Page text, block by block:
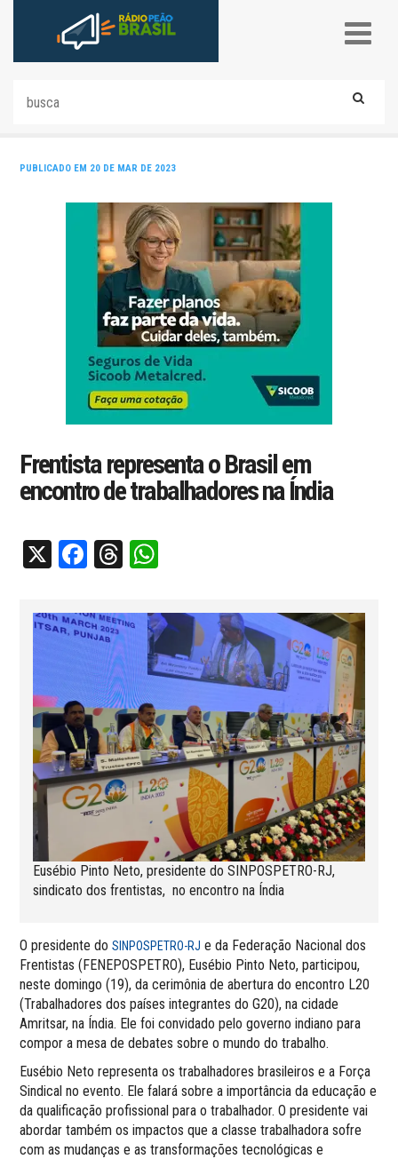
PUBLICADO EM 20 DE MAR DE 2023
Frentista representa o Brasil em
encontro de trabalhadores na Índia
X Facebook
Threads
Eusébio Pinto Neto, presidente do SINPOSPETRO-RJ,
sindicato dos frentistas, no encontro na Índia
O presidente doSINPOSPETRO-RJ e da Federação Nacional dos
Frentistas (FENEPOSPETRO), Eusébio Pinto Neto, participou,
neste domingo (19), da cerimônia de abertura do encontro L20
(Trabalhadores dos países integrantes do G20), na cidade
Amritsar, na Índia. Ele foi convidado pelo governo indiano para
compor a mesa de debates sobre o mundo do trabalho.
Eusébio Neto representa os trabalhadores brasileiros e a Força
Sindical no evento. Ele falará sobre a importância da educação e
da qualificação profissional para o trabalhador. O presidente vai
abordar também os impactos que a classe trabalhadora sofre
com as mudanças e as transformações tecnológicas e